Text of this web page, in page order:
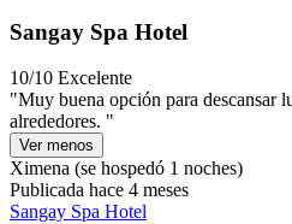
Sangay Spa Hotel
10/10 Excelente
"Muy buena opción para descansar
alrededores. "
Ver menos
Ximena (se hospedó 1 noches)
Publicada hace 4 meses
Sangay Spa Hotel